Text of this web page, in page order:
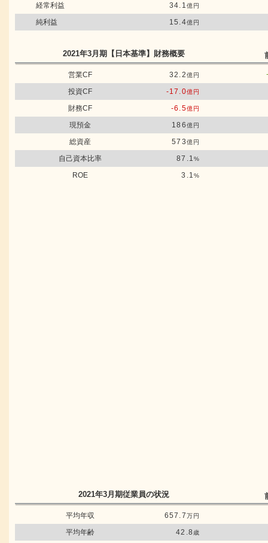
経常利益 34.1億円
純利益 15.4億円
2021年3月期 【日本基準】 財務概要
営業CF 32.2億円
投資CF
-17.0億円
財務CF -6.5億円
現預金 186億円
総資産 573億円
自己資本比率 87.1%
ROE 3.1%
2021年3月期従業員の状況
平均年収 657.7万円
平均年齢 42.8 歳